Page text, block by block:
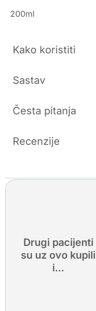
200ml
Kako koristiti
Sastav
Česta pitanja
Recenzije
Drugi pacijenti
su uz ovo kupili
i...